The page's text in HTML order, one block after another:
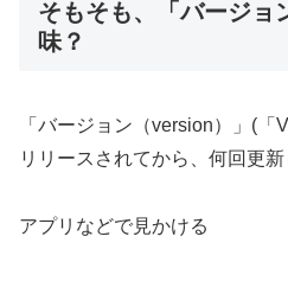
そもそも、「バージョ
味？
「バージョン（version）」(「
リリースされてから、何回更
アプリなどで見かける